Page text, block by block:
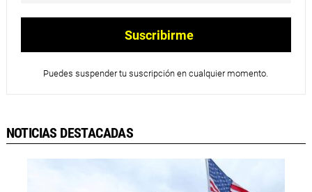
Puedes suspender tu suscripción en cualquier momento.
NOTICIAS DESTACADAS